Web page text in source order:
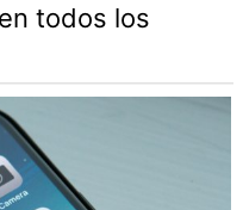
todos los